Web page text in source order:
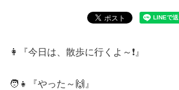
👩『今日は、散歩に行くよ～❗』
🧑👧『やった～🙌』